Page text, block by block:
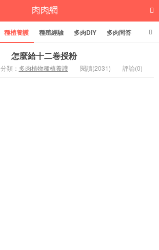
種植養護 種殖經驗 多肉DIY 多肉問答
怎麼給十二卷授粉
分類： 多肉植物種植養護 閱讀(2031) 評論(0)